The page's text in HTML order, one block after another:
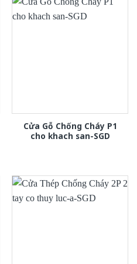
Cửa Gỗ Chống Cháy P1
cho khach san-SGD